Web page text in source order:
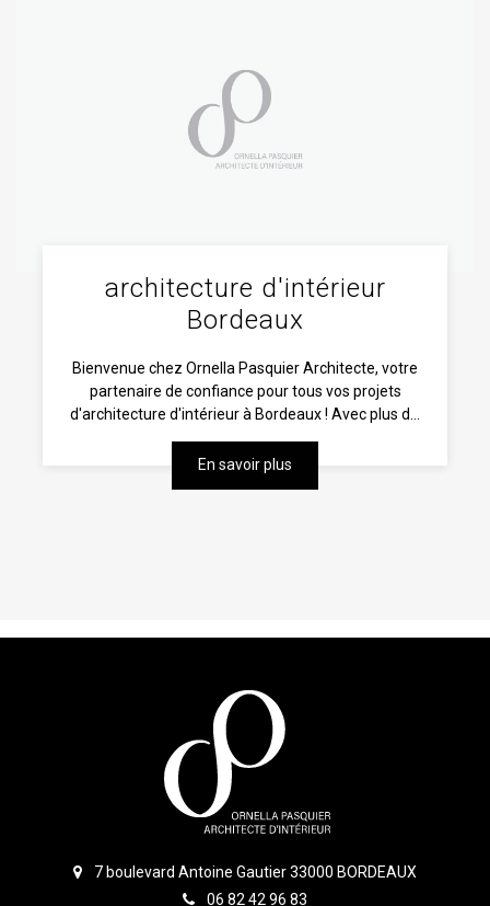
architecture d'intérieur
Bordeaux
Bienvenue chez Ornella Pasquier Architecte, votre
partenaire de confiance pour tous vos projets
d'architecture d'intérieur à Bordeaux ! Avec plus d...
En savoir plus
7 boulevard Antoine Gautier 33000 BORDEAUX
06 82 42 96 83